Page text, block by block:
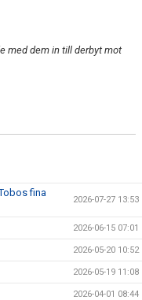
med dem in till derbyt mot
fina
2026-07-27 13:53
2026-06-15 07:01
2026-05-20 10:52
2026-05-19 11:08
2026-04-01 08:44